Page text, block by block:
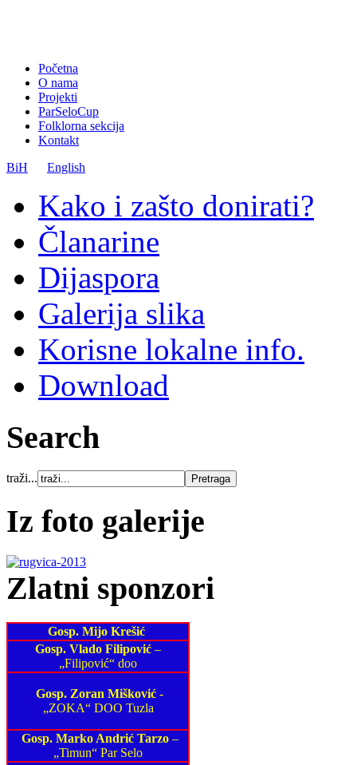
Početna
O nama
Projekti
ParSeloCup
Folklorna sekcija
Kontakt
BiH
English
Kako i zašto donirati?
Članarine
Dijaspora
Galerija slika
Korisne lokalne info.
Download
Search
traži...
Iz foto galerije
Zlatni sponzori
Gosp. Mijo Krešić
Gosp. Vlado Filipović –
„Filipović“ doo
Gosp. Zoran Mišković -
„ZOKA“ DOO Tuzla
Gosp. Marko Andrić Tarzo–
„Timun“ Par Selo